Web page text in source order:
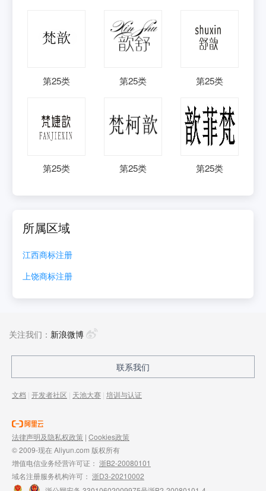
第25类 第25类 第25类
第25类 第25类 第25类
所属区域
江西商标注册
上饶商标注册